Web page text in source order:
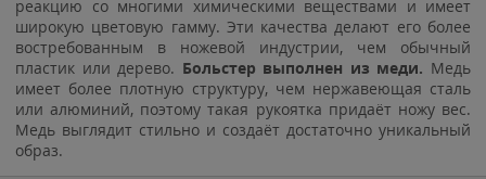
реакцию со многими химическими веществами и имеет
широкую цветовую гамму. Эти качества делают его более
востребованным в ножевой индустрии, чем обычный
пластик или дерево. Больстер выполнен из меди. Медь
имеет более плотную структуру, чем нержавеющая сталь
или алюминий, поэтому такая рукоятка придаёт ножу вес.
Медь выглядит стильно и создаёт достаточно уникальный
образ.